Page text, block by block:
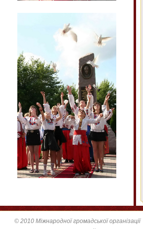
© 2010 Міжнародної громадської організації